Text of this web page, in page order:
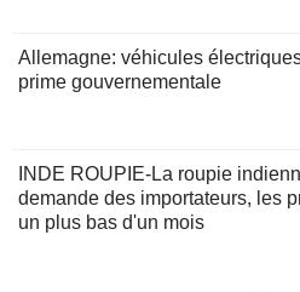
Allemagne: véhicules
prime gouvernementale
INDE ROUPIE-La roupie
demande des importateurs, les
un plus bas d'un mois